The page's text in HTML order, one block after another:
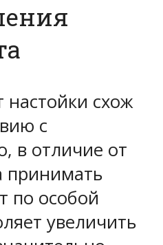
схож
с
в отличие от
принимать
по особой
увеличить